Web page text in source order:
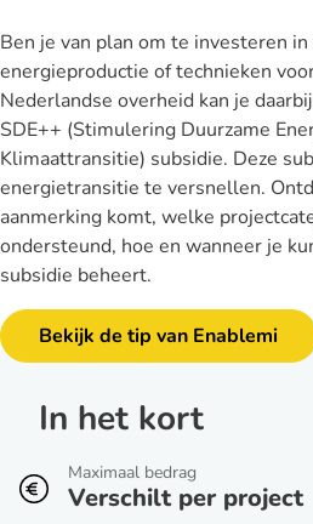
Ben je van plan om te investeren in
energieproductie of technieken
Nederlandse overheid kan je
SDE++ (Stimulering Duurzame
Klimaattransitie) subsidie. Deze
energietransitie te versnellen.
aanmerking komt, welke
ondersteund, hoe en wanneer je
subsidie beheert.
Bekijk de tip van Enablemi
In het kort
Maximaal bedrag
Verschilt per project